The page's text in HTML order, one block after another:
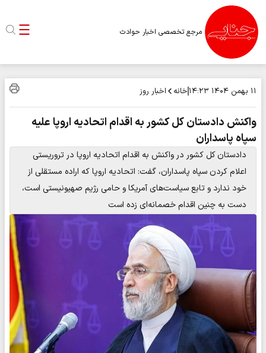
مرجع تخصصی اخبار حوادث
۱۱ بهمن ۱۴۰۴ ۱۴:۲۳ خانه اخبار روز
واکنش دادستان کل کشور به اقدام اتحادیه اروپا علیه
سپاه پاسداران
دادستان کل کشور در واکنش به اقدام اتحادیه اروپا در تروریستی
اعلام کردن سپاه پاسداران، گفت: اتحادیه اروپا که اراده مستقلی از
خود ندارد و تابع سیاست‌های آمریکا و حامی رژیم صهیونیستی است،
دست به چنین اقدام خصمانه‌ای زده است